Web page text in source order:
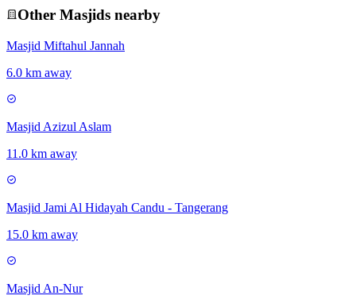
Other Masjids nearby
Masjid Miftahul Jannah
6.0 km away
Masjid Azizul Aslam
11.0 km away
Masjid Jami Al Hidayah Candu - Tangerang
15.0 km away
Masjid An-Nur